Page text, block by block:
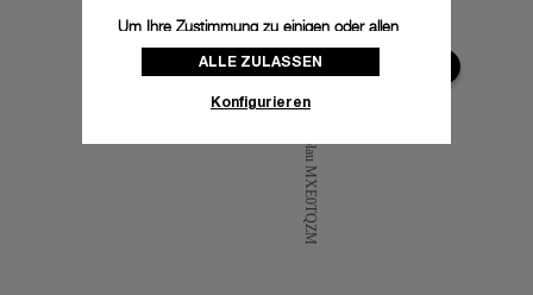
Um Ihre Zustimmung zu einigen oder allen
Cookies zu ändern oder zu widerrufen,
klicken Sie auf „Konfigurieren“, oder lesen
Klicken Sie auf „Alle zulassen“, um Ihr
Einverständnis für die Verwendung der oben
erwähnten Cookies zu geben.
Klicken Sie auf „Nur technische cookies
akzeptieren“, um Ihr Einverständnis zu
ALLE ZULASSEN
Konfigurieren